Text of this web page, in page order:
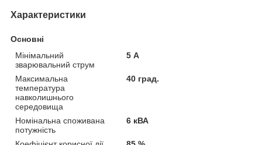
Характеристики
Основні
Мінімальний
зварювальний струм
5 А
Максимальна
температура
навколишнього
середовища
40 град.
Номінальна споживана
потужність
6 кВА